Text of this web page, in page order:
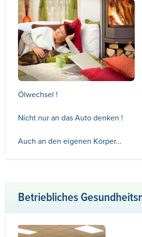
Ölwechsel !
Nicht nur an das Auto denken !
Auch an den eigenen Körper...
Betriebliches